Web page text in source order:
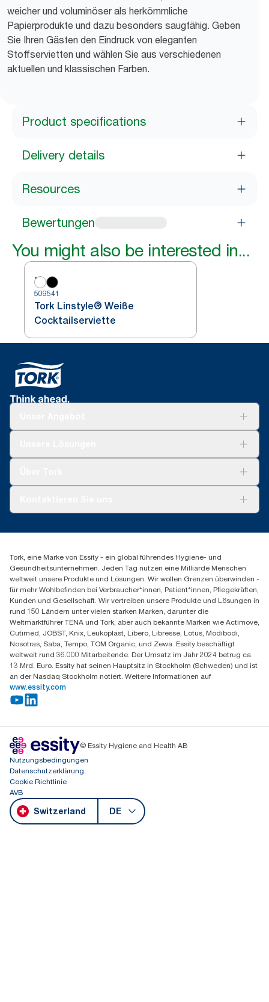
weicher und voluminöser als herkömmliche
Papierprodukte und dazu besonders saugfähig. Geben
Sie Ihren Gästen den Eindruck von eleganten
Stoffservietten und wählen Sie aus verschiedenen
aktuellen und klassischen Farben.
Product specifications
Delivery details
Resources
Bewertungen
You might also be interested in...
509541
Tork Linstyle® Weiße
Cocktailserviette
Spenderreklamation
+41 (0)848/810152
Essity Switzerland AG
Parkstraße 1b
6214 Schenkon
Mo-Do 8:00-16:30 | Fr 8:00-15:00
GLN: 7609999000928
Tork, eine Marke von Essity - ein global führendes Hygiene- und
Gesundheitsunternehmen. Jeden Tag nutzen eine Milliarde Menschen
weltweit unsere Produkte und Lösungen. Wir wollen Grenzen überwinden -
für mehr Wohlbefinden bei Verbraucher*innen, Patient*innen, Pflegekräften,
Kunden und Gesellschaft. Wir vertreiben unsere Produkte und Lösungen in
rund 150 Ländern unter vielen starken Marken, darunter die
Weltmarktführer TENA und Tork, aber auch bekannte Marken wie Actimove,
Cutimed, JOBST, Knix, Leukoplast, Libero, Libresse, Lotus, Modibodi,
Nosotras, Saba, Tempo, TOM Organic, und Zewa. Essity beschäftigt
weltweit rund 36.000 Mitarbeitende. Der Umsatz im Jahr 2024 betrug ca.
13 Mrd. Euro. Essity hat seinen Hauptsitz in Stockholm (Schweden) und ist
an der Nasdaq Stockholm notiert. Weitere Informationen auf
www.essity.com
© Essity Hygiene and Health AB
Nutzungsbedingungen
Datenschutzerklärung
Cookie Richtlinie
AVB
Switzerland DE